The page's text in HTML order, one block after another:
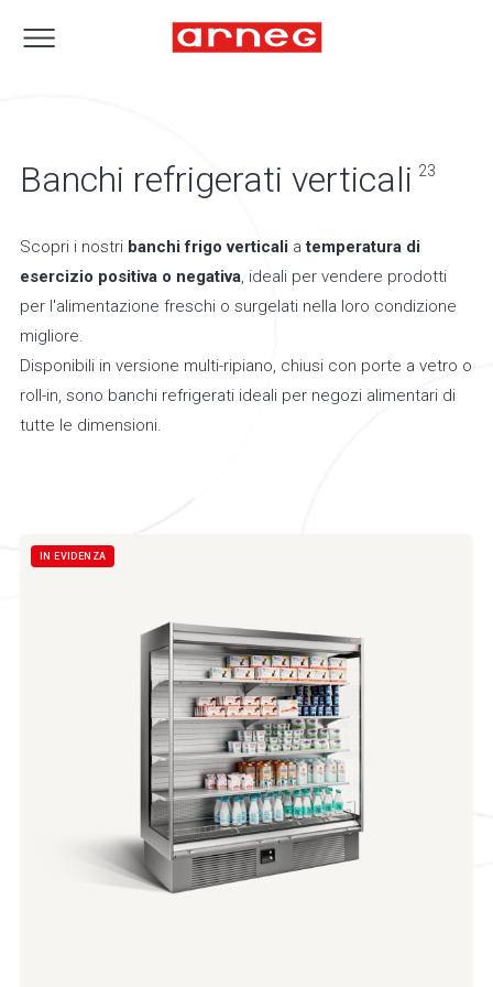
Banchi refrigerati verticali 23
Scopri i nostri banchi frigo verticali atemperatura di
esercizio positiva o negativa, ideali per vendere prodotti
per l'alimentazione freschi o surgelati nella loro condizione
migliore.
Disponibili in versione multi-ripiano, chiusi con porte a vetro o
roll-in, sono banchi refrigerati ideali per negozi alimentari di
tutte le dimensioni.
IN EVIDENZA